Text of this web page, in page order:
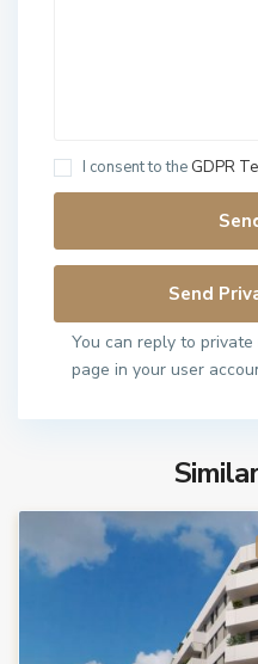
I consent to the GDPR
You can reply to
page in your user